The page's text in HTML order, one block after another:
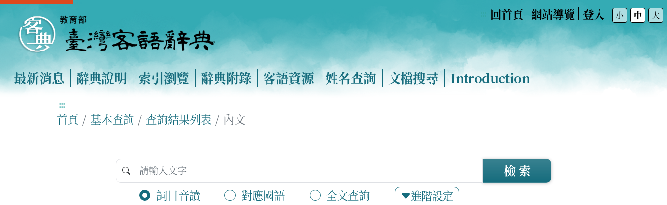
回首頁 網站導覽 登入 小 中 大
最新消息 辭典說明 索引瀏覽 辭典附錄 客語資源 姓名查詢 文檔搜尋 Introduction
:::
首頁 基本查詢 查詢結果列表 內文
詞目音讀 對應國語 全文查詢 進階設定
檢 索